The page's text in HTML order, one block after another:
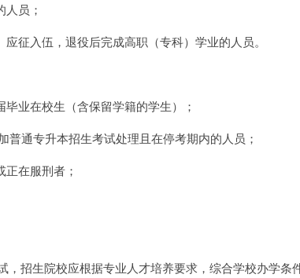
员；
征入伍，退役后完成高职（专科）学业的人员。
业在校生（含保留学籍的学生）；
通专升本招生考试处理且在停考期内的人员；
在服刑者；
，招生院校应根据专业人才培养要求，综合学校办学条